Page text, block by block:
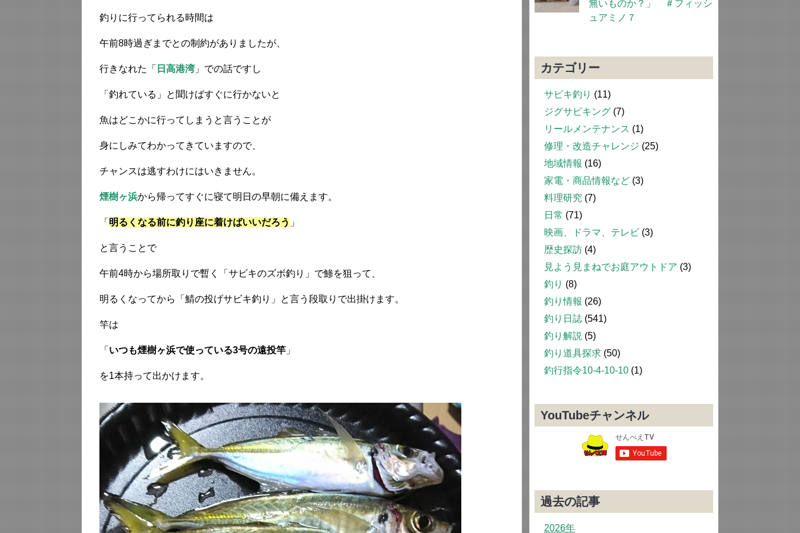
釣りに行ってられる時間は
午前8時過ぎまでとの制約がありましたが、
行きなれた「 日高港湾」での話ですし
「釣れている」と聞けばすぐに行かないと
魚はどこかに行ってしまうと言うことが
身にしみてわかってきていますので、
チャンスは逃すわけにはいきません。
煙樹ヶ浜から帰ってすぐに寝て明日の早朝に備えます。
「 明るくなる前に釣り座に着けばいいだろう 」
と言うことで
午前4時から場所取りで暫く「サビキのズボ釣り」で鯵を狙って、
明るくなってから「鯖の投げサビキ釣り」と言う段取りで出掛けます。
竿は
「 いつも煙樹ヶ浜で使っている3号の遠投竿 」
を1本持って出かけます。
無いものか？」 ＃フィッシ
ュアミノ７
カテゴリー
サビキ釣り (11)
ジグサビキング (7)
リールメンテナンス (1)
修理・改造チャレンジ (25)
地域情報 (16)
家電・商品情報など (3)
料理研究 (7)
日常 (71)
映画、ドラマ、テレビ (3)
歴史探訪 (4)
見よう見まねでお庭アウトドア (3)
釣り (8)
釣り情報 (26)
釣り日誌 (541)
釣り解説 (5)
釣り道具探求 (50)
釣行指令10-4-10-10 (1)
YouTubeチャンネル
過去の記事
2026年